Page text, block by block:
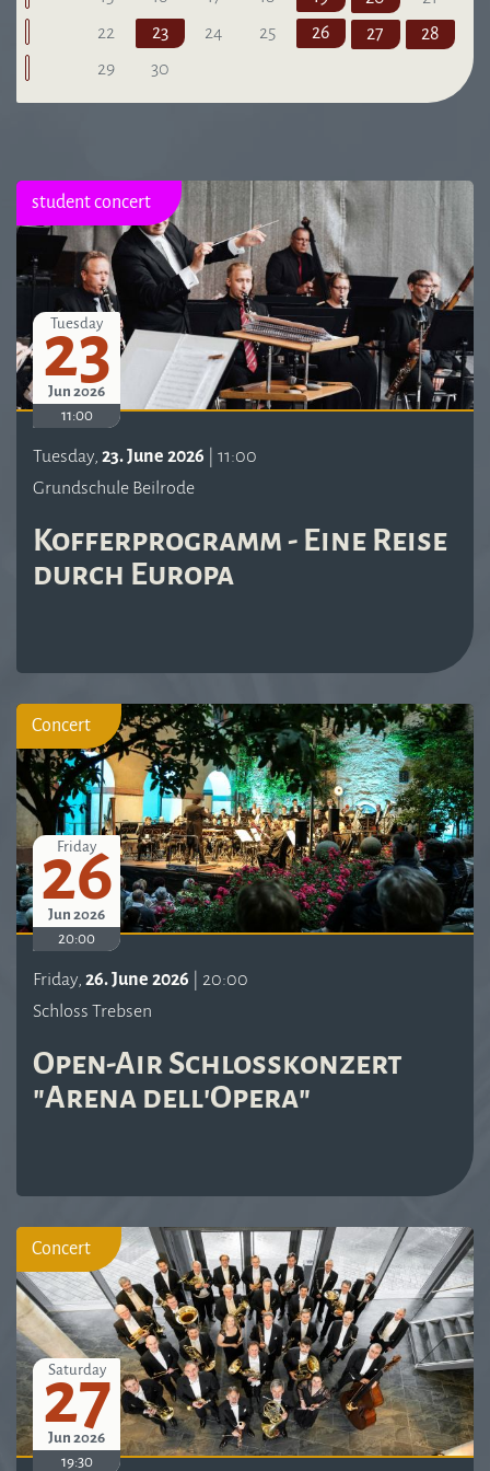
22
23 24 25 26 27
28
29
30
student concert
Tuesday
23
Jun 2026
11:00
Tuesday, 23. June 2026 | 11:00
Grundschule Beilrode
Kofferprogramm - Eine Reise
durch Europa
Concert
Friday
26
Jun 2026
20:00
Friday, 26. June 2026 | 20:00
Schloss Trebsen
Open-Air Schlosskonzert
"Arena dell'Opera"
Concert
Saturday
27
Jun 2026
19:30